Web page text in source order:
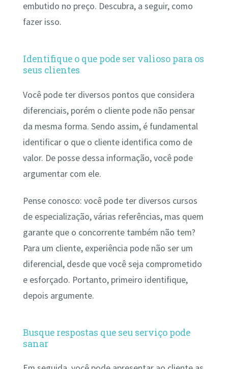
embutido no preço. Descubra, a seguir, como
fazer isso.
Identifique o que pode ser valioso para os
seus clientes
Você pode ter diversos pontos que considera
diferenciais, porém o cliente pode não pensar
da mesma forma. Sendo assim, é fundamental
identificar o que o cliente identifica como de
valor. De posse dessa informação, você pode
argumentar com ele.
Pense conosco: você pode ter diversos cursos
de especialização, várias referências, mas quem
garante que o concorrente também não tem?
Para um cliente, experiência pode não ser um
diferencial, desde que você seja comprometido
e esforçado. Portanto, primeiro identifique,
depois argumente.
Busque respostas que seu serviço pode
sanar